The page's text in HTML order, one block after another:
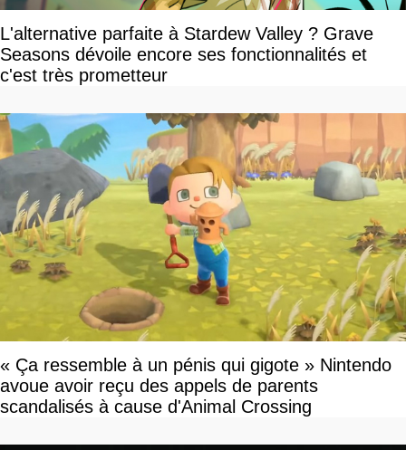
L'alternative parfaite à Stardew Valley ? Grave
Seasons dévoile encore ses fonctionnalités et
c'est très prometteur
« Ça ressemble à un pénis qui gigote » Nintendo
avoue avoir reçu des appels de parents
scandalisés à cause d'Animal Crossing